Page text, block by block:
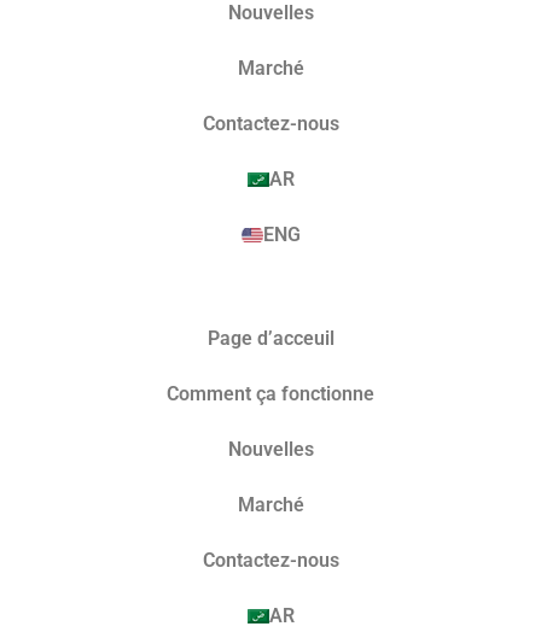
Nouvelles
Marché​
Contactez-nous
AR
ENG
Page d’acceuil
Comment ça fonctionne
Nouvelles
Marché​
Contactez-nous
AR